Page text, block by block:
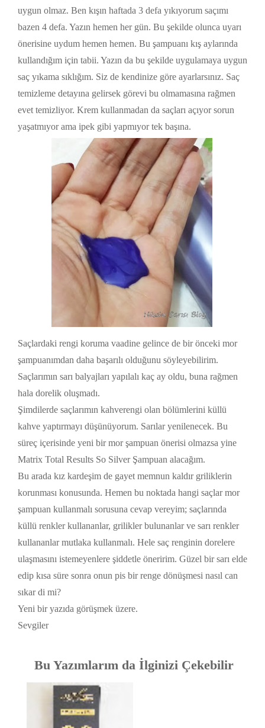
uygun olmaz. Ben kışın haftada 3 defa yıkıyorum saçımı
bazen 4 defa. Yazın hemen her gün. Bu şekilde olunca uyarı
önerisine uydum hemen hemen. Bu şampuanı kış aylarında
kullandığım için tabii. Yazın da bu şekilde uygulamaya uygun
saç yıkama sıklığım. Siz de kendinize göre ayarlarsınız. Saç
temizleme detayına gelirsek görevi bu olmamasına rağmen
evet temizliyor. Krem kullanmadan da saçları açıyor sorun
yaşatmıyor ama ipek gibi yapmıyor tek başına.
Saçlardaki rengi koruma vaadine gelince de bir önceki mor
şampuanımdan daha başarılı olduğunu söyleyebilirim.
Saçlarımın sarı balyajları yapılalı kaç ay oldu, buna rağmen
hala dorelik oluşmadı.
Şimdilerde saçlarımın kahverengi olan bölümlerini küllü
kahve yaptırmayı düşünüyorum. Sarılar yenilenecek. Bu
süreç içerisinde yeni bir mor şampuan önerisi olmazsa yine
Matrix Total Results So Silver Şampuan alacağım.
Bu arada kız kardeşim de gayet memnun kaldır griliklerin
korunması konusunda. Hemen bu noktada hangi saçlar mor
şampuan kullanmalı sorusuna cevap vereyim; saçlarında
küllü renkler kullananlar, grilikler bulunanlar ve sarı renkler
kullananlar mutlaka kullanmalı. Hele saç renginin dorelere
ulaşmasını istemeyenlere şiddetle öneririm. Güzel bir sarı elde
edip kısa süre sonra onun pis bir renge dönüşmesi nasıl can
sıkar di mi?
Yeni bir yazıda görüşmek üzere.
Sevgiler
Bu Yazımlarım da İlginizi Çekebilir